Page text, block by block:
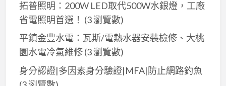
拓普照明：200W LED取代500W水銀燈，工廠
省電照明首選！ (3 瀏覽數)
平鎮金豐水電：瓦斯/電熱水器安裝檢修、大桃
園水電冷氣維修(3 瀏覽數)
身分認證|多因素身分驗證|MFA|防止網路釣魚